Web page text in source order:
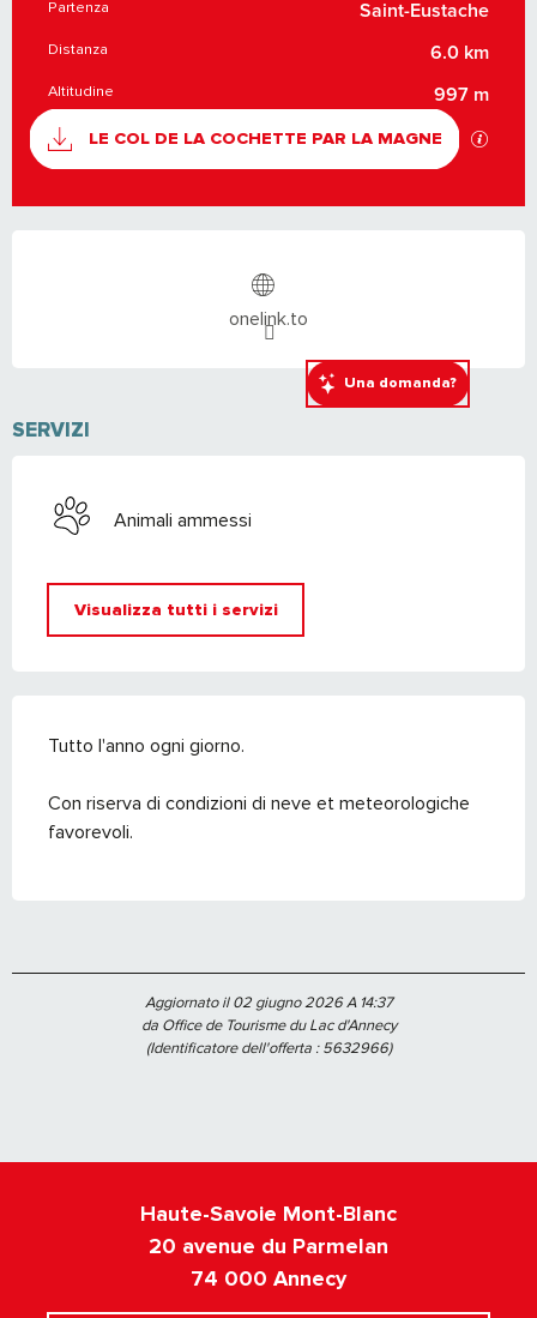
Una domanda?
INFORMAZIONI PRATICHE
Partenza Saint-Eustache
Distanza 6.0 km
Altitudine 997 m
DOCUMENTAZIONE
LE COL DE LA COCHETTE PAR LA MAGNE I file
onelink.to
SERVIZI
Animali ammessi
Visualizza tutti i servizi
Tutto l'anno ogni giorno.
Con riserva di condizioni di neve et meteorologiche
favorevoli.
Aggiornato il 02 giugno 2026 A 14:37
da Office de Tourisme du Lac d'Annecy
(Identificatore dell'offerta :5632966)
Haute-Savoie Mont-Blanc
20 avenue du Parmelan
74 000 Annecy